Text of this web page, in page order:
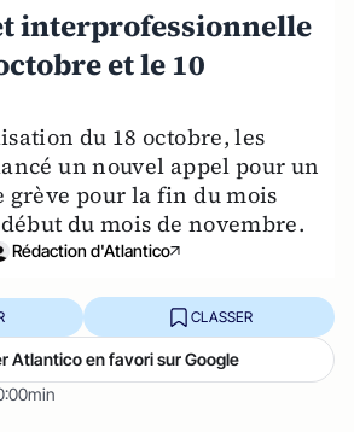
interprofessionnelle
et le 10
du 18 octobre, les
un nouvel appel pour un
grève pour la fin du mois
du mois de novembre.
Rédaction d'Atlantico
CLASSER
Atlantico en favori sur Google